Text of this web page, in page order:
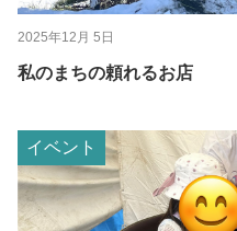
2025年12月 5日
私のまちの頼れるお店
イベント